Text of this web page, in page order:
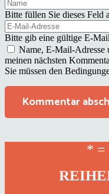
Bitte füllen Sie dieses Feld
Bitte gib eine gültige E-
Name, E-Mail-Adresse
meinen nächsten
Sie müssen den
Kommentar
* =